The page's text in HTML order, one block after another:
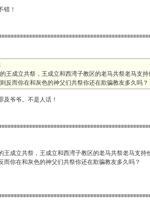
错！
王成立共祭，王成立和西湾子教区的老马共祭老马支
反而你在和灰色的神父们共祭你还在欺骗教友多久吗？
及爷爷。不是人话！
王成立共祭，王成立和西湾子教区的老马共祭老马支
而你在和灰色的神父们共祭你还在欺骗教友多久吗？